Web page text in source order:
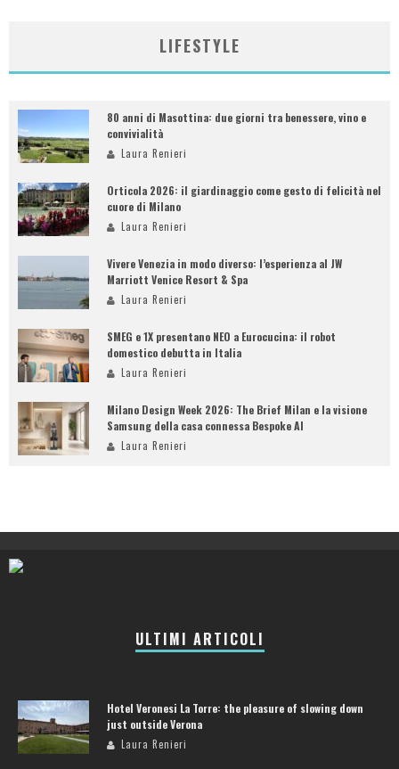
LIFESTYLE
80 anni di Masottina: due giorni tra benessere, vino e
convivialità
Laura Renieri
Orticola 2026: il giardinaggio come gesto di felicità nel
cuore di Milano
Laura Renieri
Vivere Venezia in modo diverso: l’esperienza al JW
Marriott Venice Resort & Spa
Laura Renieri
SMEG e 1X presentano NEO a Eurocucina: il robot
domestico debutta in Italia
Laura Renieri
Milano Design Week 2026: The Brief Milan e la visione
Samsung della casa connessa Bespoke AI
Laura Renieri
ULTIMI ARTICOLI
Hotel Veronesi La Torre: the pleasure of slowing down
just outside Verona
Laura Renieri